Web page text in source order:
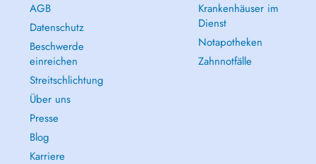
AGB
Datenschutz
Beschwerde
einreichen
Streitschlichtung
Über uns
Presse
Blog
Karriere
Krankenhäuser im
Dienst
Notapotheken
Zahnnotfälle